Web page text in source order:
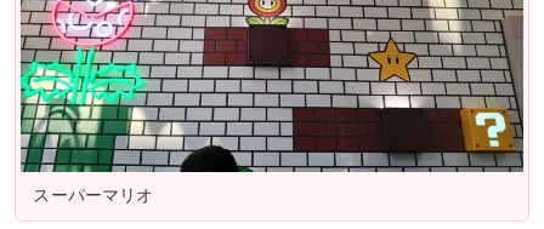
スーパーマリオ